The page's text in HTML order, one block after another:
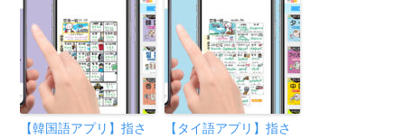
【韓国語アプリ】指さ
【タイ語アプリ】指さ